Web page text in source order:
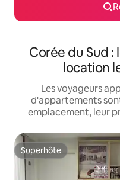
Corée du Sud
location
Les voyageurs
d'appartements
emplacement, leur
Superhôte
Superhôte